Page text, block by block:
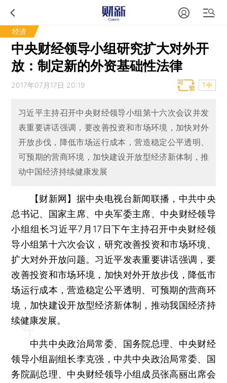
经济
中央财经领导小组研究扩大对外开
放：制定新的外资基础性法律
2017年07月17日 20:19 T中
习近平主持召开中央财经领导小组第十六次会议并发
表重要讲话强调，要改善投资和市场环境，加快对外
开放步伐，降低市场运行成本，营造稳定公平透明、
可预期的营商环境，加快建设开放型经济新体制，推
动中国经济持续健康发展
【财新网】 据中央电视台新闻联播，中共中央
总书记、国家主席、中央军委主席、中央财经领导
小组组长习近平7月17日下午主持召开中央财经领
导小组第十六次会议，研究改善投资和市场环境、
扩大对外开放问题。习近平发表重要讲话强调，要
改善投资和市场环境，加快对外开放步伐，降低市
场运行成本，营造稳定公平透明、可预期的营商环
境，加快建设开放型经济新体制，推动我国经济持
续健康发展。
中共中央政治局常委、国务院总理、中央财经
领导小组副组长李克强，中共中央政治局常委、国
务院副总理、中央财经领导小组成员张高丽出席会